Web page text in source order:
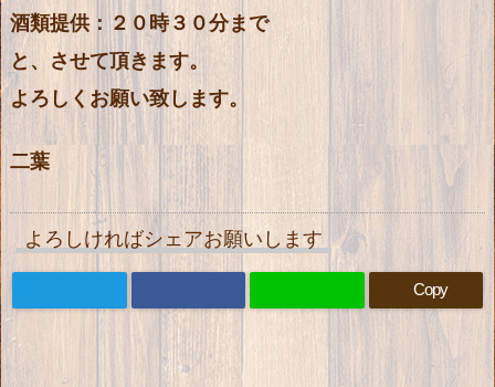
酒類提供：２０時３０分まで
と、させて頂きます。
よろしくお願い致します。
二葉
よろしければシェアお願いします
Copy